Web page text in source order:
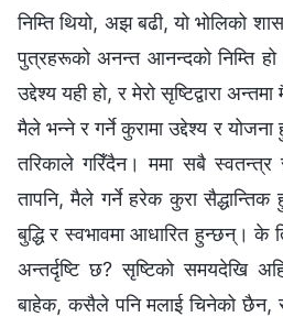
निम्ति थियो, अझ बढी, यो भोलिको
पुत्रहरूको अनन्त आनन्दको निम्ति
उद्देश्य यही हो, र मेरो सृष्टिद्वारा
मैले भन्‍ने र गर्ने कुरामा उद्देश्य र
तरिकाले गरिँदैन। ममा सबै
तापनि, मैले गर्ने हरेक कुरा
बुद्धि र स्वभावमा आधारित हुन्छन्। के
अन्तर्दृष्टि छ? सृष्टिको समयदेखि
बाहेक, कसैले पनि मलाई चिनेको छैन,